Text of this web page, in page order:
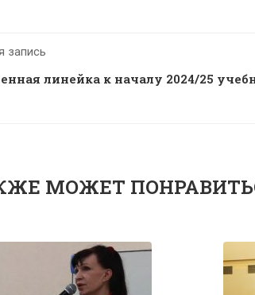
запись
линейка к началу 2024/25
МОЖЕТ